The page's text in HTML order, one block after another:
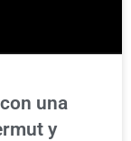
una
y